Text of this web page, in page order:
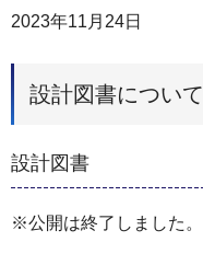
2023年11月24日
設計図書について
設計図書
※公開は終了しました。